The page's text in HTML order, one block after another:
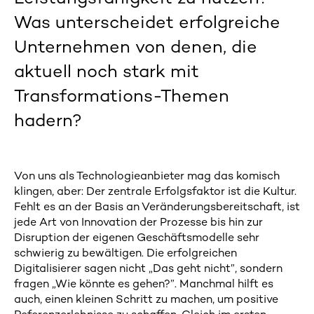
Was unterscheidet erfolgreiche
Unternehmen von denen, die
aktuell noch stark mit
Transformations-Themen
hadern?
Von uns als Technologieanbieter mag das komisch
klingen, aber: Der zentrale Erfolgsfaktor ist die Kultur.
Fehlt es an der Basis an Veränderungsbereitschaft, ist
jede Art von Innovation der Prozesse bis hin zur
Disruption der eigenen Geschäftsmodelle sehr
schwierig zu bewältigen. Die erfolgreichen
Digitalisierer sagen nicht „Das geht nicht”, sondern
fragen „Wie könnte es gehen?”. Manchmal hilft es
auch, einen kleinen Schritt zu machen, um positive